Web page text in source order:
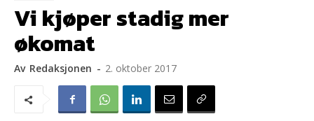
Vi kjøper stadig mer
økomat
Av Redaksjonen - 2. oktober 2017